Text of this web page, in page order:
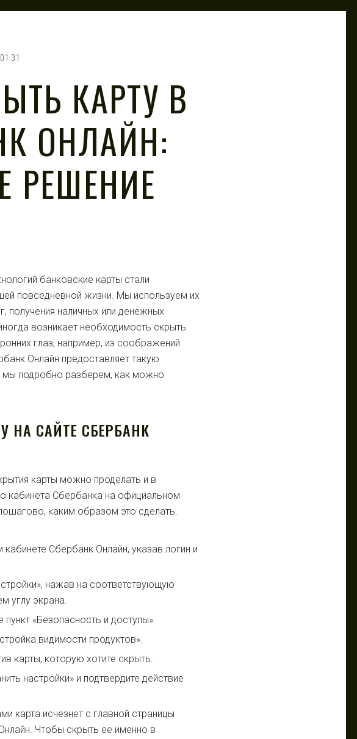
01:31
КАРТУ В
ОНЛАЙН:
РЕШЕНИЕ
банковские карты стали
повседневной жизни. Мы используем их
получения наличных или денежных
возникает необходимость скрыть
глаз, например, из соображений
Онлайн предоставляет такую
подробно разберем, как можно
НА САЙТЕ СБЕРБАНК
карты можно проделать и в
кабинета Сбербанка на официальном
каким образом это сделать.
кабинете Сбербанк Онлайн, указав логин и
нажав на соответствующую
углу экрана.
«Безопасность и доступы».
видимости продуктов».
карты, которую хотите скрыть.
настройки» и подтвердите действие
карта исчезнет с главной страницы
Чтобы скрыть ее именно в